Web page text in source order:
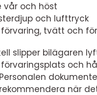
vår och höst
och lufttryck
tvätt och
slipper bilägaren
och
när